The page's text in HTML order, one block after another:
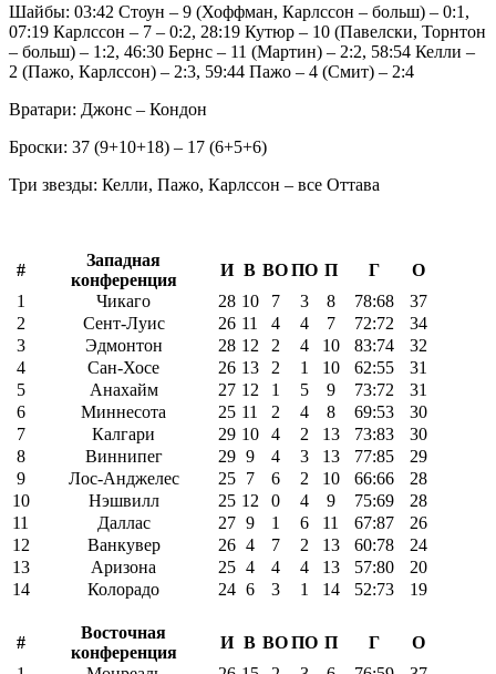
Шайбы: 03:42 Стоун – 9 (Хоффман, Карлссон – больш) – 0:1,
07:19 Карлссон – 7 – 0:2, 28:19 Кутюр – 10 (Павелски, Торнтон
– больш) – 1:2, 46:30 Бернс – 11 (Мартин) – 2:2, 58:54 Келли –
2 (Пажо, Карлссон) – 2:3, 59:44 Пажо – 4 (Смит) – 2:4
Вратари: Джонс – Кондон
Броски: 37 (9+10+18) – 17 (6+5+6)
Три звезды: Келли, Пажо, Карлссон – все Оттава
#
Западная
конференция
И В ВОПО П Г
О
1
Чикаго 28 10 7 3 8 78:68
37
2
Сент-Луис 26 11 4 4 7 72:72
34
3
Эдмонтон 28 12 2 4 10 83:74
32
4
Сан-Хосе 26 13 2 1 10 62:55
31
5
Анахайм 27 12 1 5 9 73:72
31
6
Миннесота 25 11 2 4 8 69:53
30
7
Калгари 29 10 4 2 13 73:83
30
8
Виннипег 29 9 4 3 13 77:85
29
9
Лос-Анджелес 25 7 6 2 10 66:66
28
10
Нэшвилл 25 12 0 4 9 75:69
28
11
Даллас 27 9 1 6 11 67:87
26
12
Ванкувер 26 4 7 2 13 60:78
24
13
Аризона 25 4 4 4 13 57:80
20
14
Колорадо 24 6 3 1 14 52:73 19
#
Восточная
конференция
И В ВОПО П Г
О